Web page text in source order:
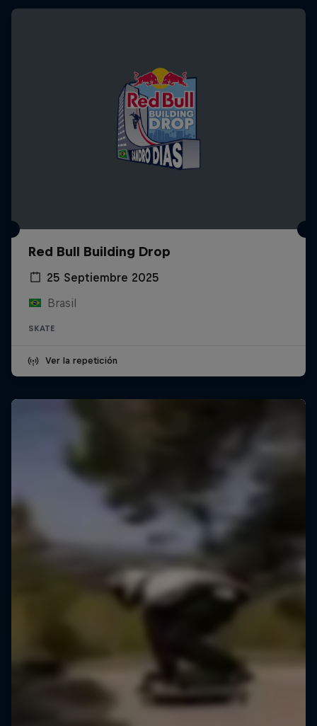
Red Bull Building Drop
25 Septiembre 2025
Brasil
SKATE
Ver la repetición